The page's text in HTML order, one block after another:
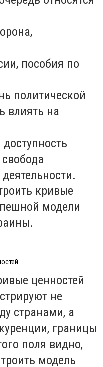
пособия по
политической
влиять на
кривые
модели
ценностей
не
странами, а
границы
поля видно,
модель